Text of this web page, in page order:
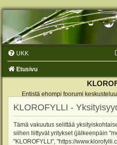
UKK
Etusivu
Entistä ehompi foorumi
KLOROFYLLI -
Tämä vakuutus selittää
siihen liittyvät yritykset (jälkeenpäin
"KLOROFYLLI", "https://